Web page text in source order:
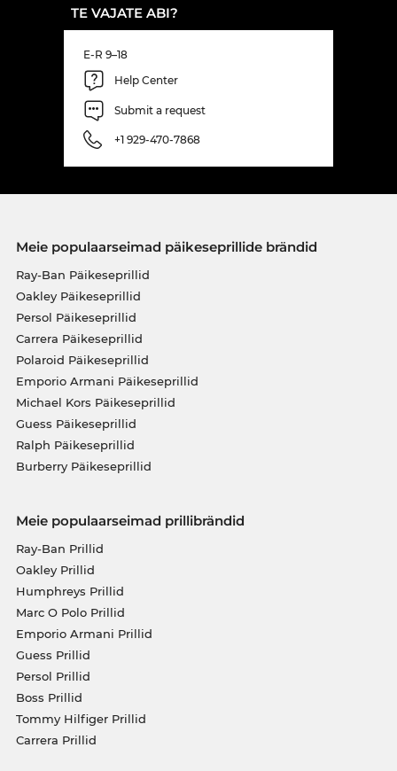
TE VAJATE ABI?
E-R 9–18
Help Center
Submit a request
+1 929-470-7868
Meie populaarseimad päikeseprillide brändid
Ray-Ban Päikeseprillid
Oakley Päikeseprillid
Persol Päikeseprillid
Carrera Päikeseprillid
Polaroid Päikeseprillid
Emporio Armani Päikeseprillid
Michael Kors Päikeseprillid
Guess Päikeseprillid
Ralph Päikeseprillid
Burberry Päikeseprillid
Meie populaarseimad prillibrändid
Ray-Ban Prillid
Oakley Prillid
Humphreys Prillid
Marc O Polo Prillid
Emporio Armani Prillid
Guess Prillid
Persol Prillid
Boss Prillid
Tommy Hilfiger Prillid
Carrera Prillid